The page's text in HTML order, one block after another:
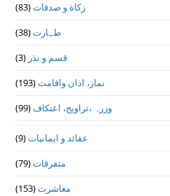
زکاة و صدقات(83)
طہارت(38)
قسم و نذر (3)
نماز، اذان واقامت(193)
وزرہ ،تراويح، اعتكاف(99)
عقائد و ایمانیات(9)
متفرقات(79)
معاشرت(153)